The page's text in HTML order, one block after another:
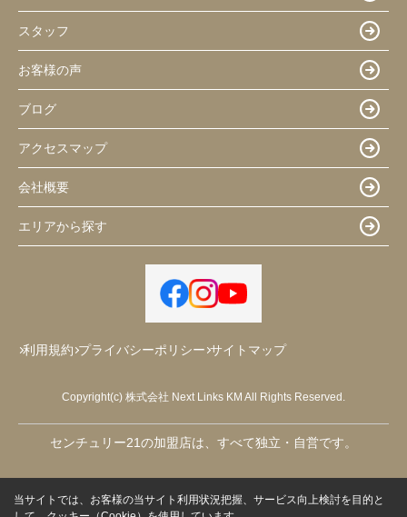
スタッフ
お客様の声
ブログ
アクセスマップ
会社概要
エリアから探す
利用規約 プライバシーポリシー サイトマップ
Copyright(c) 株式会社 Next Links KM All Rights Reserved.
センチュリー21の加盟店は、すべて独立・自営です。
当サイトでは、お客様の当サイト利用状況把握、サービス向上検討を目的と